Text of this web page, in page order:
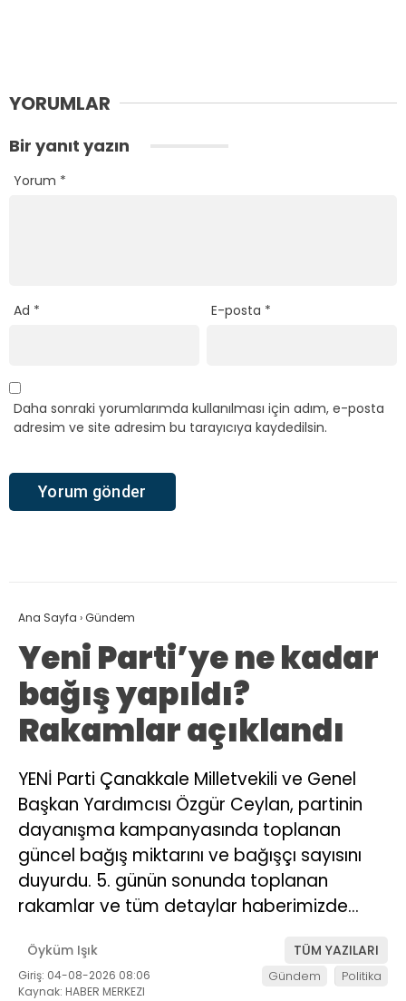
YORUMLAR
Bir yanıt yazın
Yorum *
Ad * E-posta *
Daha sonraki yorumlarımda kullanılması için adım, e-posta
adresim ve site adresim bu tarayıcıya kaydedilsin.
Ana Sayfa ›Gündem
Yeni Parti’ye ne kadar
bağış yapıldı?
Rakamlar açıklandı
YENİ Parti Çanakkale Milletvekili ve Genel
Başkan Yardımcısı Özgür Ceylan, partinin
dayanışma kampanyasında toplanan
güncel bağış miktarını ve bağışçı sayısını
duyurdu. 5. günün sonunda toplanan
rakamlar ve tüm detaylar haberimizde…
Öyküm Işık TÜM YAZILARI
Giriş: 04-08-2026 08:06
Kaynak: HABER MERKEZI
Gündem Politika